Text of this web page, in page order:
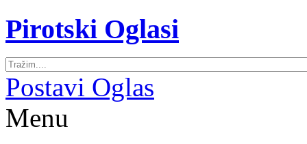
Pirotski Oglasi
Postavi Oglas
Menu